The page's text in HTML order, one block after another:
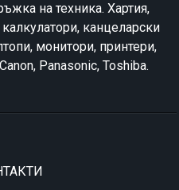
на техника. Хартия,
канцеларски
монитори, принтери,
Panasonic, Toshiba.